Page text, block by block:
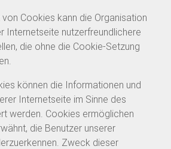
von Cookies kann die Organisation
Internetseite nutzerfreundlichere
die ohne die Cookie-Setzung
können die Informationen und
Internetseite im Sinne des
werden. Cookies ermöglichen
die Benutzer unserer
Zweck dieser